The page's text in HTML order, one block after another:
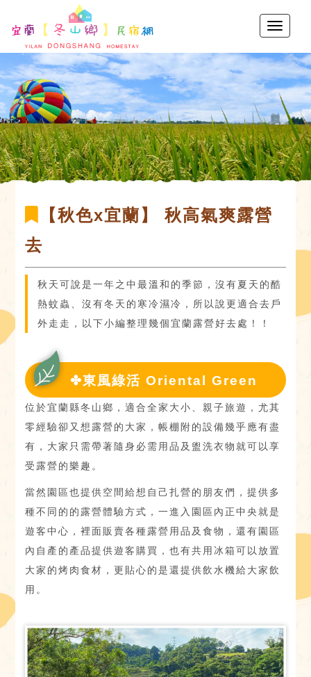
【秋色x宜蘭】 秋高氣爽露營
去
秋天可說是一年之中最溫和的季節，沒有夏天的酷
熱蚊蟲、沒有冬天的寒冷濕冷，所以說更適合去戶
外走走，以下小編整理幾個宜蘭露營好去處！！
✤東風綠活 Oriental Green
位於宜蘭縣冬山鄉，適合全家大小、親子旅遊，尤其
零經驗卻又想露營的大家，帳棚附的設備幾乎應有盡
有，大家只需帶著隨身必需用品及盥洗衣物就可以享
受露營的樂趣。
當然園區也提供空間給想自己扎營的朋友們，提供多
種不同的的露營體驗方式，一進入園區內正中央就是
遊客中心，裡面販賣各種露營用品及食物，還有園區
內自產的產品提供遊客購買，也有共用冰箱可以放置
大家的烤肉食材，更貼心的是還提供飲水機給大家飲
用。